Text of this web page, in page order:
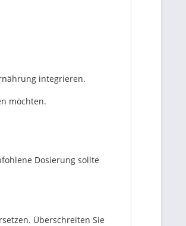
integrieren.
möchten.
Dosierung sollte
Überschreiten Sie